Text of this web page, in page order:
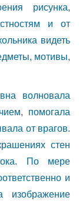
рисунка,
и от
видеть
мотивы,
волновала
помогала
от врагов.
стен
По мере
и
изображение